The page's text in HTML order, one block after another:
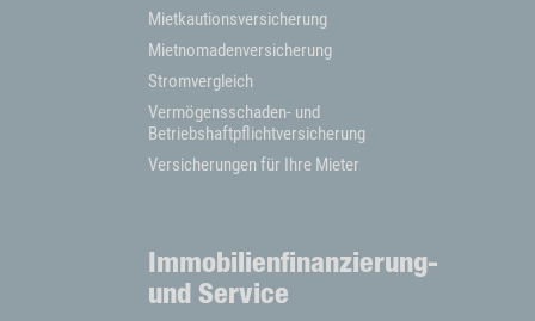
Mietkautionsversicherung
Mietnomadenversicherung
Stromvergleich
Vermögensschaden- und
Betriebshaftpflichtversicherung
Versicherungen für Ihre Mieter
Immobilienfinanzierung-
und Service